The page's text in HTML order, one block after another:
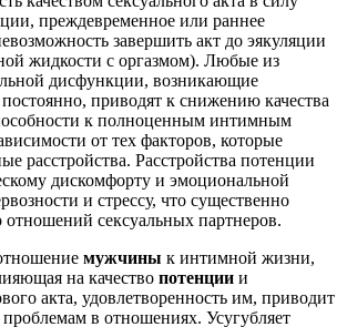
преждевременное или раннее
завершить акт до эякуляции
жидкости с оргазмом). Любые из
дисфункции, возникающие
приводят к снижению качества
к полноценным интимным
от тех факторов, которые
расстройства. Расстройства потенции
дискомфорту и эмоциональной
и стрессу, что существенно
отношений сексуальных партнеров.
мужчины к интимной жизни,
на качество потенции и
акта, удовлетворенность им, приводит
в отношениях. Усугубляет